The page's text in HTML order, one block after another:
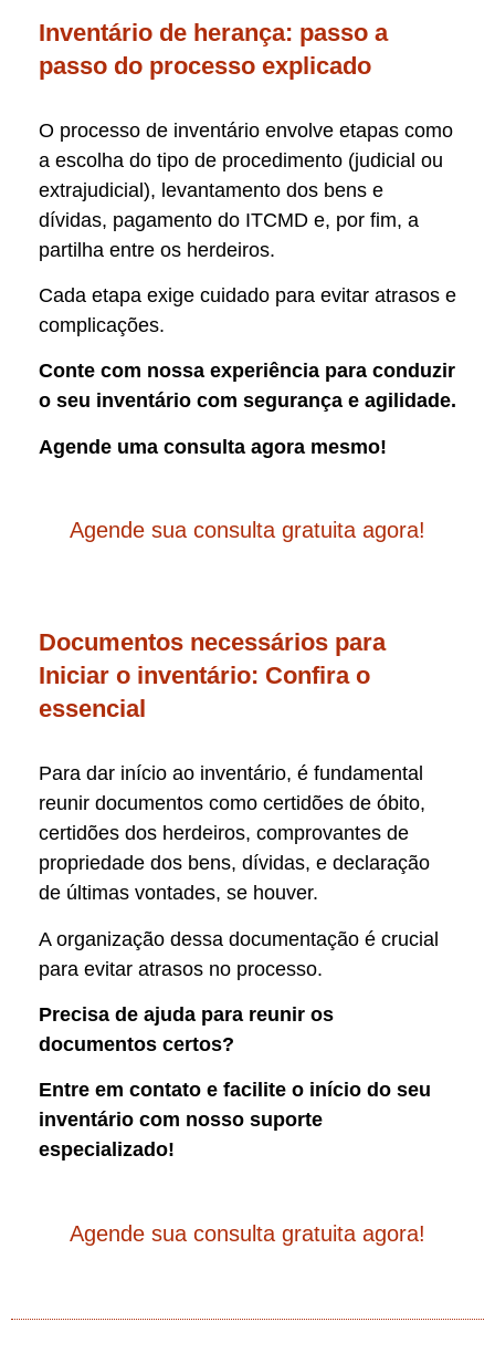
Inventário de herança: passo a
passo do processo explicado
O processo de inventário envolve etapas como
a escolha do tipo de procedimento (judicial ou
extrajudicial), levantamento dos bens e
dívidas, pagamento do ITCMD e, por fim, a
partilha entre os herdeiros.
Cada etapa exige cuidado para evitar atrasos e
complicações.
Conte com nossa experiência para conduzir
o seu inventário com segurança e agilidade.
Agende uma consulta agora mesmo!
Agende sua consulta gratuita agora!
Documentos necessários para
Iniciar o inventário: Confira o
essencial
Para dar início ao inventário, é fundamental
reunir documentos como certidões de óbito,
certidões dos herdeiros, comprovantes de
propriedade dos bens, dívidas, e declaração
de últimas vontades, se houver.
A organização dessa documentação é crucial
para evitar atrasos no processo.
Precisa de ajuda para reunir os
documentos certos?
Entre em contato e facilite o início do seu
inventário com nosso suporte
especializado!
Agende sua consulta gratuita agora!